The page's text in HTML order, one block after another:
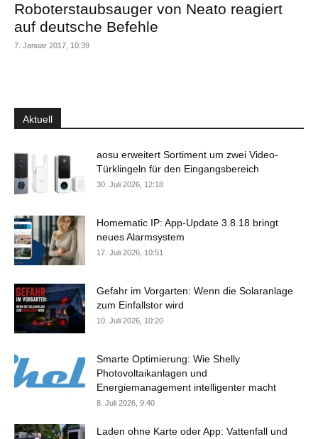
Roboterstaubsauger von Neato reagiert
auf deutsche Befehle
7. Januar 2017, 10:39
Aktuell
aosu erweitert Sortiment um zwei Video-
Türklingeln für den Eingangsbereich
30. Juli 2026, 12:18
Homematic IP: App-Update 3.8.18 bringt
neues Alarmsystem
17. Juli 2026, 10:51
Gefahr im Vorgarten: Wenn die Solaranlage
zum Einfallstor wird
10. Juli 2026, 10:20
Smarte Optimierung: Wie Shelly
Photovoltaikanlagen und
Energiemanagement intelligenter macht
8. Juli 2026, 9:40
Laden ohne Karte oder App: Vattenfall und